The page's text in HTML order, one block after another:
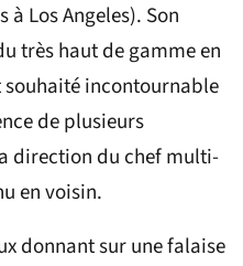
Los Angeles). Son
très haut de gamme en
incontournable
de plusieurs
direction du chef multi-
en voisin.
donnant sur une falaise